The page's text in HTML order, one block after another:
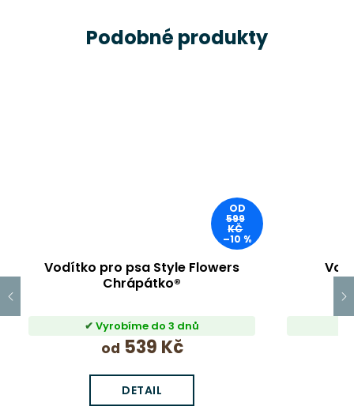
Podobné produkty
OD
599
KČ
–10 %
Vodítko pro psa Style Flowers
Chrápátko®
Vyrobíme do 3 dnů
od 539 Kč
DETAIL